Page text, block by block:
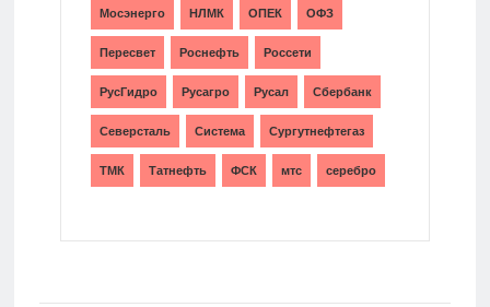
Мосэнерго НЛМК ОПЕК ОФЗ
Пересвет Роснефть Россети
РусГидро Русагро Русал Сбербанк
Северсталь Система Сургутнефтегаз
ТМК Татнефть ФСК мтс серебро